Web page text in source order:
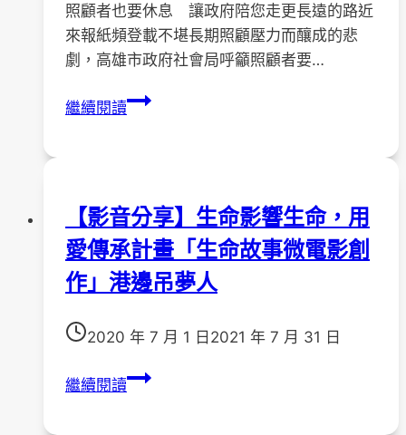
照顧者也要休息 讓政府陪您走更長遠的路近
來報紙頻登載不堪長期照顧壓力而釀成的悲
劇，高雄市政府社會局呼籲照顧者要…
繼續閱讀【高
局-
訊
息
轉
~
顧
【影音分享】生命影響生命，用
愛傳承計畫「生命故事微電影創
作」港邊吊夢人
2020 年 7 月 1 日 2021 年 7 月 31 日
繼續閱讀【影